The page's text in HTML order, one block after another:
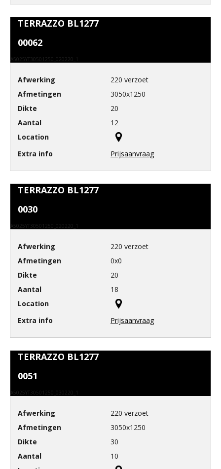
TERRAZZO BL1277
00062
A5025YT30501250_020220_1
220 verzoet
3050x1250
20
12
Prijsaanvraag
TERRAZZO BL1277
0030
A5025YT30501250_020220_1
220 verzoet
0x0
20
18
Prijsaanvraag
TERRAZZO BL1277
0051
A5025YT30501250_030220_1
220 verzoet
3050x1250
30
10